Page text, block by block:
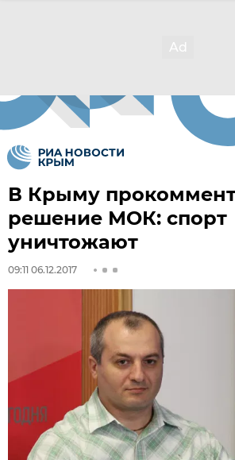
В Крыму
решение МОК: спорт
уничтожают
09:11 06.12.2017